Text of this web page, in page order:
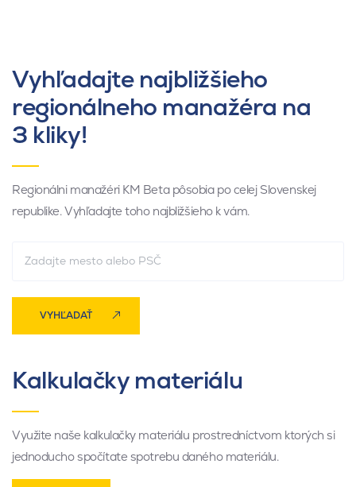
Vyhľadajte najbližšieho
regionálneho manažéra na
3 kliky!
Regionálni manažéri KM Beta pôsobia po celej Slovenskej
republike. Vyhľadajte toho najbližšieho k vám.
VYHĽADAŤ
Kalkulačky materiálu
Využite naše kalkulačky materiálu prostredníctvom ktorých si
jednoducho spočítate spotrebu daného materiálu.